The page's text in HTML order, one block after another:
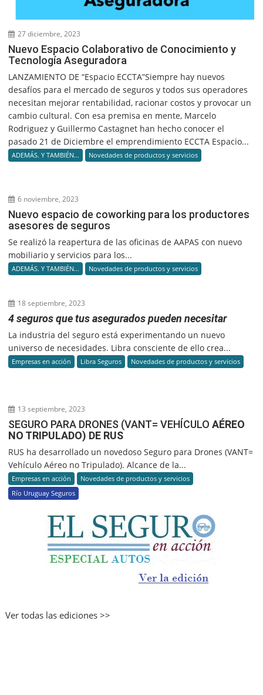
27 diciembre, 2023
Nuevo Espacio Colaborativo de Conocimiento y
Tecnología Aseguradora
LANZAMIENTO DE “Espacio ECCTA”Siempre hay nuevos
desafíos para el mercado de seguros y todos sus operadores
necesitan mejorar rentabilidad, racionar costos y provocar un
cambio cultural. Con esa premisa en mente, Marcelo
Rodriguez y Guillermo Castagnet han hecho conocer el
pasado 21 de Diciembre el emprendimiento ECCTA Espacio...
ADEMÁS. Y TAMBIÉN... Novedades de productos y servicios
6 noviembre, 2023
Nuevo espacio de coworking para los productores
asesores de seguros
Se realizó la reapertura de las oficinas de AAPAS con nuevo
mobiliario y servicios para los...
ADEMÁS. Y TAMBIÉN... Novedades de productos y servicios
18 septiembre, 2023
4 seguros que tus asegurados pueden necesitar
La industria del seguro está experimentando un nuevo
universo de necesidades. Libra consciente de ello crea...
Empresas en acción Libra Seguros Novedades de productos y servicios
13 septiembre, 2023
SEGURO PARA DRONES (VANT= VEHÍCULOAÉREO
NO TRIPULADO) DE RUS
RUS ha desarrollado un novedoso Seguro para Drones (VANT=
Vehículo Aéreo no Tripulado). Alcance de la...
Empresas en acción
Novedades de productos y servicios
Río Uruguay Seguros
Ver todas las ediciones >>